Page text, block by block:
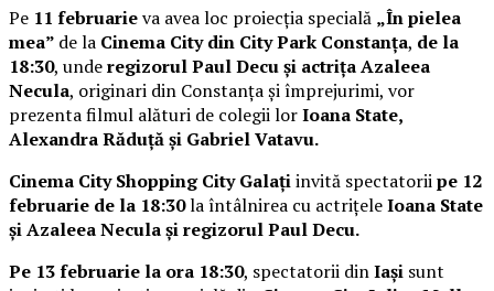
Pe 11 februarieva avea loc proiecția specială „În pielea
mea” de la Cinema City din City Park Constanța, de la
18:30, underegizorul Paul Decu și actrița Azaleea
Necula, originari din Constanța și împrejurimi, vor
prezenta filmul alături de colegii lorIoana State,
Alexandra Răduță și Gabriel Vatavu.
Cinema City Shopping City Galațiinvită spectatoriipe 12
februarie de la 18:30la întâlnirea cu actrițeleIoana State
și Azaleea Necula și regizorul Paul Decu.
Pe 13 februarie la ora 18:30, spectatorii dinIași sunt